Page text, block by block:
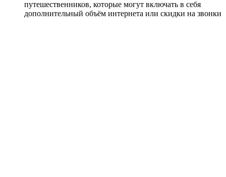
путешественников, которые могут включать в себя
дополнительный объём интернета или скидки на звонки